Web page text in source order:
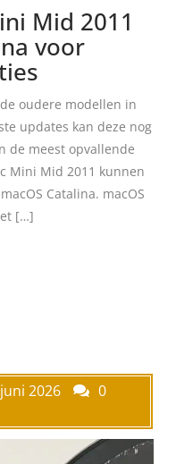
Mid 2011
voor
oudere modellen in
updates kan deze nog
de meest opvallende
Mini Mid 2011 kunnen
Catalina. macOS
[…]
2026
0